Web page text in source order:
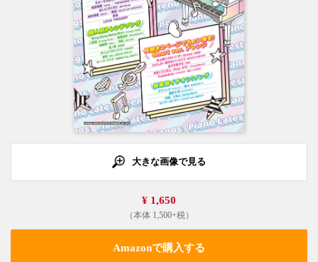
大きな画像で見る
¥ 1,650
（本体 1,500+税）
Amazonで購入する